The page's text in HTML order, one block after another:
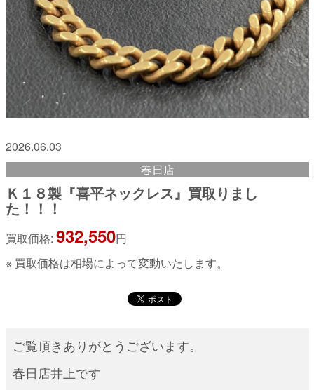
2026.06.03
春日店
Ｋ１８製『喜平ネックレス』買取りまし
た！！！
買取価格: 932,550円
※ 買取価格は相場によって変動いたします。
ご覧頂きありがとうございます。
春日店井上です